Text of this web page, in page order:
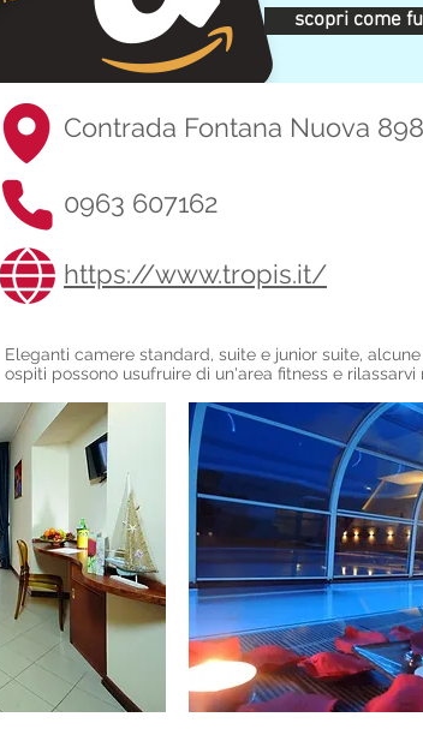
scopri come
Contrada Fontana Nuova
0963 607162
https://www.tropis.it/
Eleganti camere standard, suite e junior suite,
ospiti possono usufruire di un'area fitness e